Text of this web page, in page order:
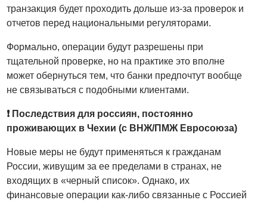
транзакция будет проходить дольше из-за проверок и
отчетов перед национальными регуляторами.
Формально, операции будут разрешены при
тщательной проверке, но на практике это вполне
может обернуться тем, что банки предпочтут вообще
не связываться с подобными клиентами.
❗️ Последствия для россиян, постоянно
проживающих в Чехии (с ВНЖ/ПМЖ Евросоюза)
Новые меры не будут применяться к гражданам
России, живущим за ее пределами в странах, не
входящих в «черный список». Однако, их
финансовые операции как-либо связанные с Россией